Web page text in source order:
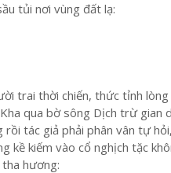
tủi nơi vùng đất lạ:
trai thời chiến, thức tỉnh
qua bờ sông Dịch trừ gian
rồi tác giả phải phân vân tự
kề kiếm vào cổ nghịch tặc
hương: